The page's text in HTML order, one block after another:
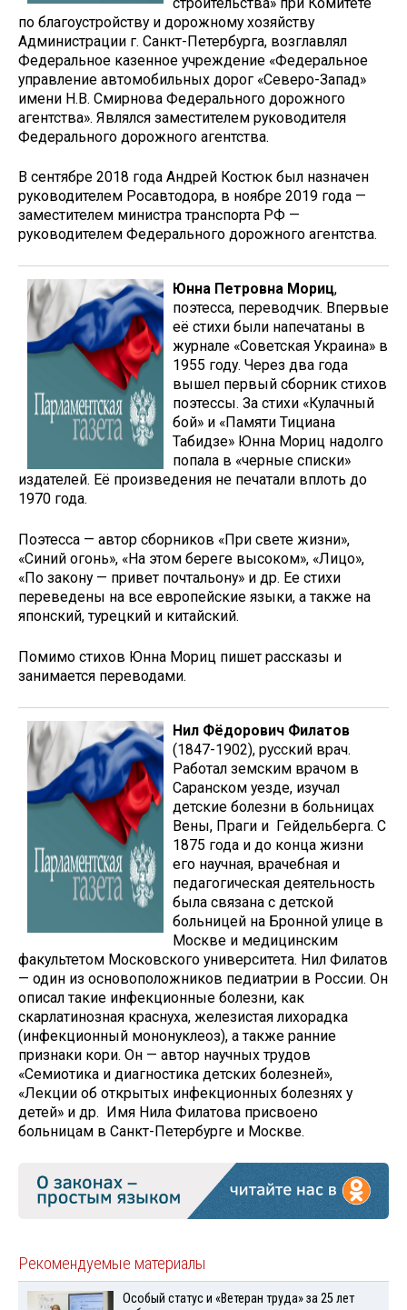
по благоустройству и дорожному хозяйству
Администрации г. Санкт-Петербурга, возглавлял
Федеральное казенное учреждение «Федеральное
управление автомобильных дорог «Северо-Запад»
имени Н.В. Смирнова Федерального дорожного
агентства». Являлся заместителем руководителя
Федерального дорожного агентства.
В сентябре 2018 года Андрей Костюк был назначен
руководителем Росавтодора, в ноябре 2019 года —
заместителем министра транспорта РФ —
руководителем Федерального дорожного агентства.
Юнна Петровна Мориц,
поэтесса, переводчик. Впервые
её стихи были напечатаны в
журнале «Советская Украина» в
1955 году. Через два года
вышел первый сборник стихов
поэтессы. За стихи «Кулачный
бой» и «Памяти Тициана
Табидзе» Юнна Мориц надолго
попала в «черные списки»
издателей. Её произведения не печатали вплоть до
1970 года.
Поэтесса — автор сборников «При свете жизни»,
«Синий огонь», «На этом береге высоком», «Лицо»,
«По закону — привет почтальону» и др. Ее стихи
переведены на все европейские языки, а также на
японский, турецкий и китайский.
Помимо стихов Юнна Мориц пишет рассказы и
занимается переводами.
Нил Фёдорович Филатов
(1847-1902), русский врач.
Работал земским врачом в
Саранском уезде, изучал
детские болезни в больницах
Вены, Праги и Гейдельберга. С
1875 года и до конца жизни
его научная, врачебная и
педагогическая деятельность
была связана с детской
больницей на Бронной улице в
Москве и медицинским
факультетом Московского университета. Нил Филатов
— один из основоположников педиатрии в России. Он
описал такие инфекционные болезни, как
скарлатинозная краснуха, железистая лихорадка
(инфекционный мононуклеоз), а также ранние
признаки кори. Он — автор научных трудов
«Семиотика и диагностика детских болезней»,
«Лекции об открытых инфекционных болезнях у
детей» и др. Имя Нила Филатова присвоено
больницам в Санкт-Петербурге и Москве.
Рекомендуемые материалы
Особый статус и «Ветеран труда» за 25 лет